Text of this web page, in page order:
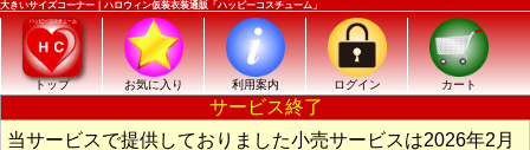
大きいサイズコーナー｜ハロウィン仮装衣装通販「ハッピーコスチューム」
トップ お気に入り 利用案内 ログイン カート
サービス終了
当サービスで提供しておりました小売サービスは2026年2月